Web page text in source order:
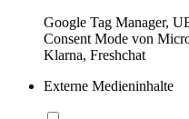
Google Tag Manager,
Consent Mode von
Klarna, Freshchat
Externe Medieninhalte